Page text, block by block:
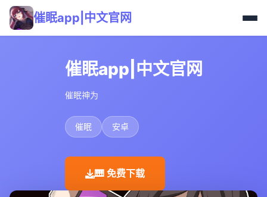
催眠app|中文官网
催眠app|中文官网
催眠神为
催眠 安卓
🎹 免费下载